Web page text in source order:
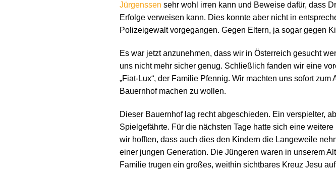
Jürgenssen sehr wohl irren kann und Beweise dafür, dass
Erfolge verweisen kann. Dies konnte aber nicht in
Polizeigewalt vorgegangen. Gegen Eltern, ja sogar gegen
Es war jetzt anzunehmen, dass wir in Österreich gesucht
uns nicht mehr sicher genug. Schließlich fanden wir eine
„Fiat-Lux“, der Familie Pfennig. Wir machten uns sofort
Bauernhof machen zu wollen.
Dieser Bauernhof lag recht abgeschieden. Ein verspielter,
Spielgefährte. Für die nächsten Tage hatte sich eine
wir hofften, dass auch dies den Kindern die Langeweile
einer jungen Generation. Die Jüngeren waren in unserem
Familie trugen ein großes, weithin sichtbares Kreuz Jesu